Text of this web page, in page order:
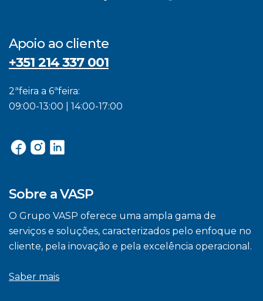
Apoio ao cliente
+351 214 337 001
2ªfeira a 6ªfeira:
09:00-13:00 | 14:00-17:00
Sobre a VASP
O Grupo VASP oferece uma ampla gama de
serviços e soluções, caracterizados pelo enfoque no
cliente, pela inovação e pela excelência operacional.
Saber mais